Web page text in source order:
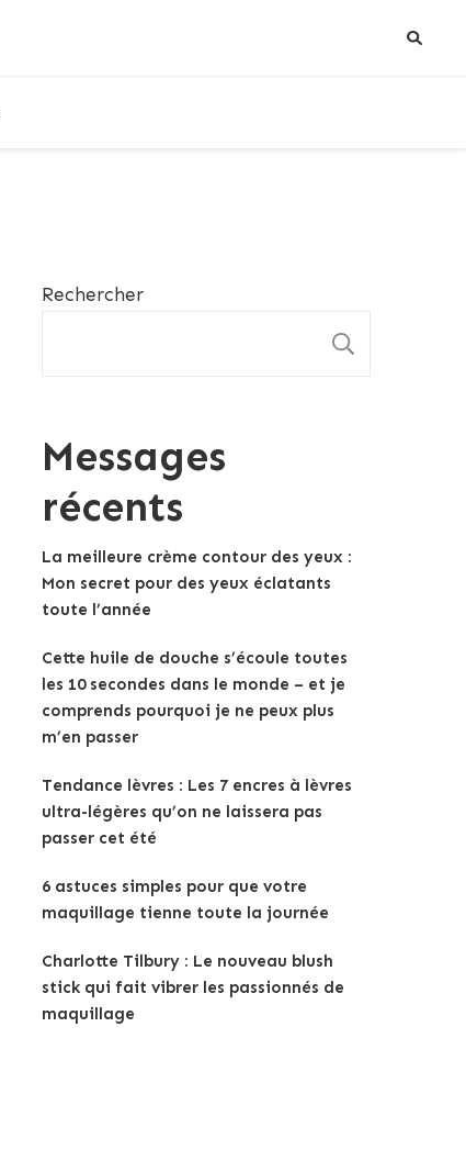
Rechercher
Messages
récents
La meilleure crème contour des yeux :
Mon secret pour des yeux éclatants
toute l’année
Cette huile de douche s’écoule toutes
les 10 secondes dans le monde – et je
comprends pourquoi je ne peux plus
m’en passer
Tendance lèvres : Les 7 encres à lèvres
ultra-légères qu’on ne laissera pas
passer cet été
6 astuces simples pour que votre
maquillage tienne toute la journée
Charlotte Tilbury : Le nouveau blush
stick qui fait vibrer les passionnés de
maquillage